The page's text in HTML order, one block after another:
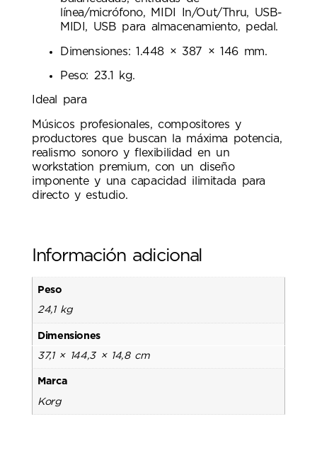
línea/micrófono, MIDI In/Out/Thru, USB-
MIDI, USB para almacenamiento, pedal.
Dimensiones: 1.448 × 387 × 146 mm.
Peso: 23.1 kg.
Ideal para
Músicos profesionales, compositores y
productores que buscan la máxima potencia,
realismo sonoro y flexibilidad en un
workstation premium, con un diseño
imponente y una capacidad ilimitada para
directo y estudio.
Información adicional
Peso
24,1 kg
Dimensiones
37,1 × 144,3 × 14,8 cm
Marca
Korg